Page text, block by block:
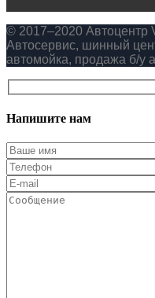
© 2017–2020 Автоцентр
Автосервис, шинный
автомойка, продажа б/у
Напишите нам